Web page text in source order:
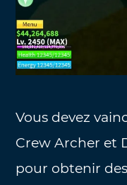
Vous devez
Crew Archer et
pour obtenir